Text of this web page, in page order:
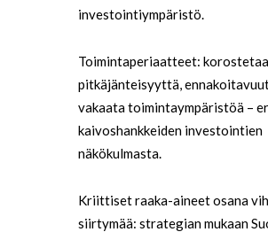
investointiympäristö.
Toimintaperiaatteet:
pitkäjänteisyyttä,
vakaata toimintaympäristöä –
kaivoshankkeiden investointien
näkökulmasta.
Kriittiset raaka-aineet osana
siirtymää: strategian mukaan